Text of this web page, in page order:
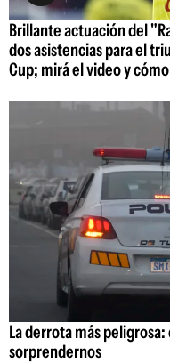
Brillante actuación del
dos asistencias para el
Cup; mirá el video y
La derrota más
sorprendernos